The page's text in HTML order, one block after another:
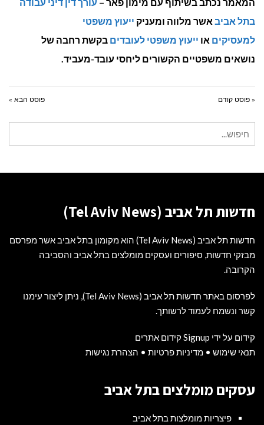
בתל אביב אשר מלווה ומעניק ייעוץ משפטי
למעסיקים או ייעוץ משפטי לעובדים בקשת רחבה של
נושאים משפטיים הקשורים ליחסי עובד-מעביד.
« פוסט קודם פוסט הבא »
עבור:
חדשות תל אביב (Tel Aviv News)
חדשות תל אביב (Tel Aviv News) הוא מקומון בתל אביב אשר מפרסם
מבזקי חדשות, סיפורים ועסקים מומלצים בתל אביב והסביבה
הקרובה.
לפרסום באתר חדשות תל אביב (Tel Aviv News),
ניתן ליצור עימנו
קשר ונשמח לעמוד לרשותך.
קידום על ידי Signup קידום אתרים
תנאי שימוש • מדיניות פרטיות • הצהרת נגישות
עסקים מומלצים בתל אביב
פיצריות מומלצות בתל אביב